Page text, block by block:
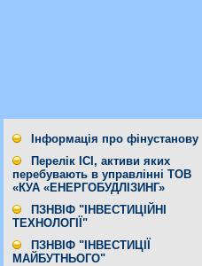
Інформація про фінустанову
Перелік ІСІ, активи яких
перебувають в управлінні ТОВ
«КУА «ЕНЕРГОБУДЛІЗИНГ»
ПЗНВІФ "ІНВЕСТИЦІЙНІ
ТЕХНОЛОГІЇ"
ПЗНВІФ "ІНВЕСТИЦІЇ
МАЙБУТНЬОГО"